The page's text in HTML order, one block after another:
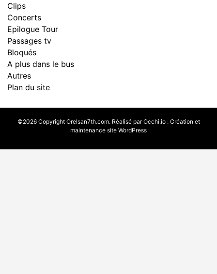
Clips
Concerts
Epilogue Tour
Passages tv
Bloqués
A plus dans le bus
Autres
Plan du site
©2026 Copyright Orelsan7th.com. Réalisé parOcchi.io: Création et
maintenance site WordPress